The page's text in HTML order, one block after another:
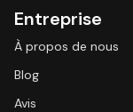
Entreprise
À propos de nous
Blog
Avis